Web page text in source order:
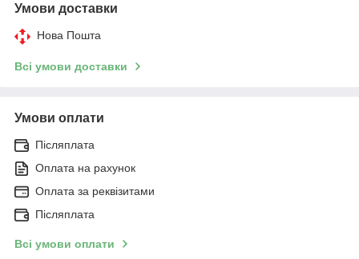
Умови доставки
Нова Пошта
Всі умови доставки
Умови оплати
Післяплата
Оплата на рахунок
Оплата за реквізитами
Післяплата
Всі умови оплати